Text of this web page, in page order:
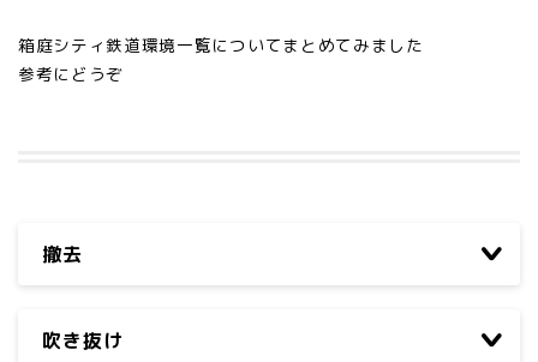
箱庭シティ鉄道環境一覧についてまとめてみました
参考にどうぞ
撤去
吹き抜け